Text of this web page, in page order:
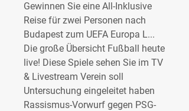
Gewinnen Sie eine All-Inklusive
Reise für zwei Personen nach
Budapest zum UEFA Europa L...
Die große Übersicht Fußball heute
live! Diese Spiele sehen Sie im TV
& Livestream Verein soll
Untersuchung eingeleitet haben
Rassismus-Vorwurf gegen PSG-